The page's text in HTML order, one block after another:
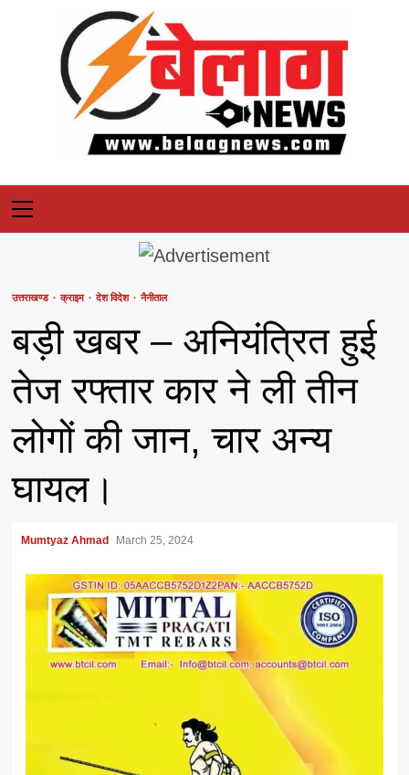
Primary
Menu
उत्तराखण्ड क्राइम देश विदेश नैनीताल
बड़ी खबर – अनियंत्रित हुई
तेज रफ्तार कार ने ली तीन
लोगों की जान, चार अन्य
घायल।
Mumtyaz Ahmad March 25, 2024